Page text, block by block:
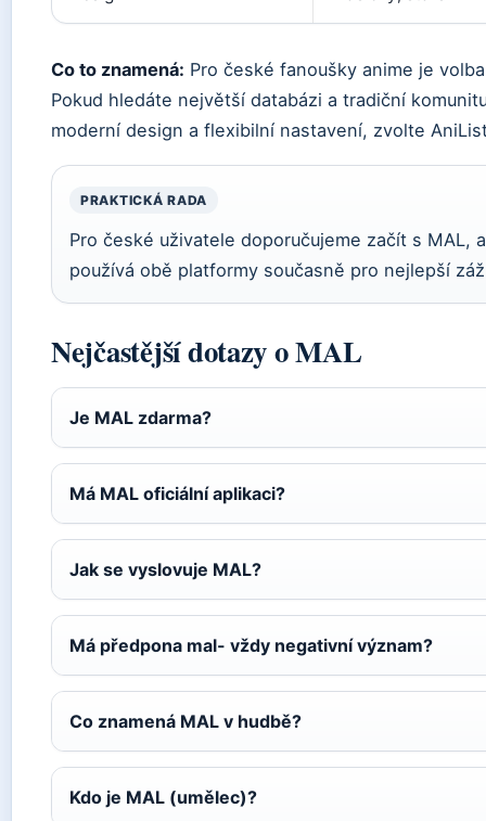
Co to znamená: Pro české fanoušky anime je
Pokud hledáte největší databázi a tradiční
moderní design a flexibilní nastavení, zvolte
PRAKTICKÁ RADA
Pro české uživatele doporučujeme začít s MAL,
používá obě platformy současně pro nejlepší
Nejčastější dotazy o MAL
Je MAL zdarma?
Má MAL oficiální aplikaci?
Jak se vyslovuje MAL?
Má předpona mal- vždy negativní význam?
Co znamená MAL v hudbě?
Kdo je MAL (umělec)?